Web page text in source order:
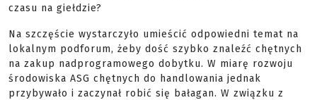
czasu na giełdzie?
Na szczęście wystarczyło umieścić odpowiedni temat na
lokalnym podforum, żeby dość szybko znaleźć chętnych
na zakup nadprogramowego dobytku. W miarę rozwoju
środowiska ASG chętnych do handlowania jednak
przybywało i zaczynał robić się bałagan. W związku z